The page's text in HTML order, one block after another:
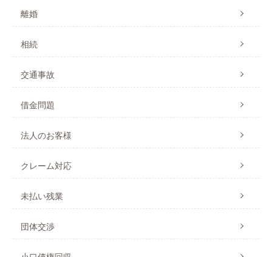
離婚
相続
交通事故
借金問題
法人のお客様
クレーム対応
未払い残業
団体交渉